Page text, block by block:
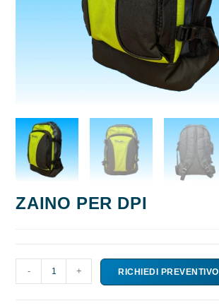
ZAINO PER DPI
PER
- + RICHIEDI PREVENTIVO